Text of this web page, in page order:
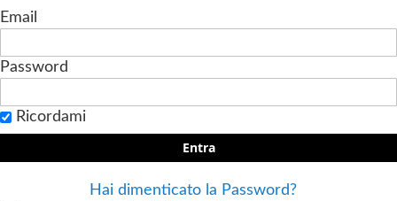
Email
Password
Ricordami
Entra
Hai dimenticato la Password?